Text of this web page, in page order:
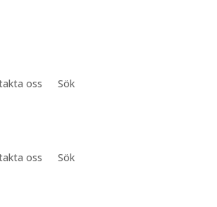
oss Sök
oss Sök